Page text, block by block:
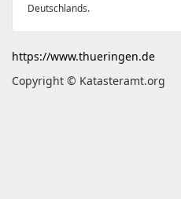
Deutschlands.
https://www.thueringen.de
Copyright © Katasteramt.org